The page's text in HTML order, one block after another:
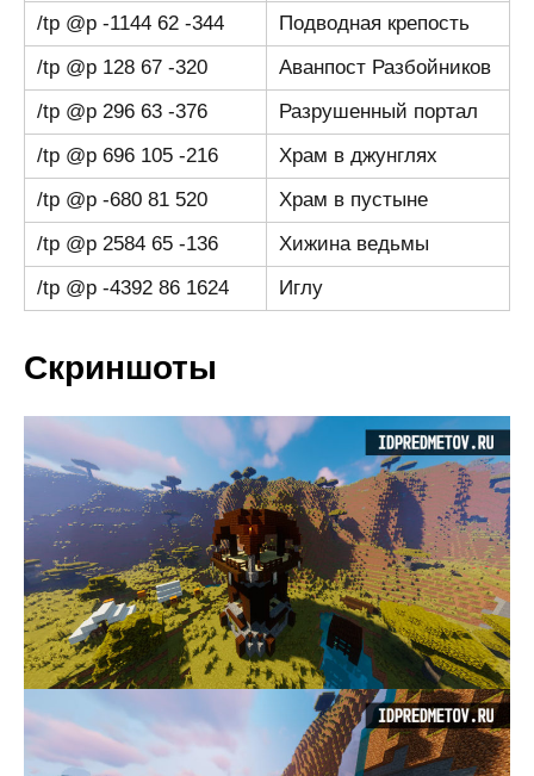
/tp @p -1144 62 -344
Подводная крепость
/tp @p 128 67 -320
Аванпост Разбойников
/tp @p 296 63 -376
Разрушенный портал
/tp @p 696 105 -216
Храм в джунглях
/tp @p -680 81 520
Храм в пустыне
/tp @p 2584 65 -136
Хижина ведьмы
/tp @p -4392 86 1624
Иглу
Скриншоты